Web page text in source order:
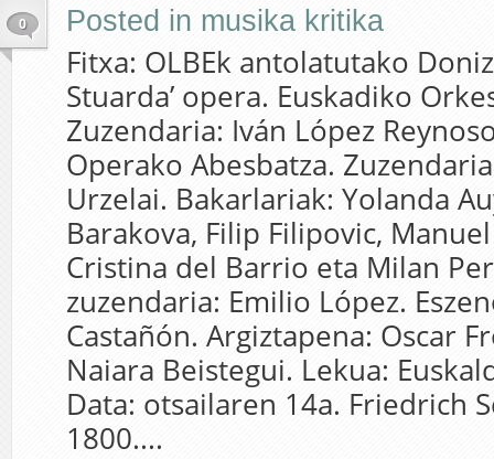
0 Posted in musika kritika
Fitxa: OLBEk antolatutako
Stuarda’ opera. Euskadiko
Zuzendaria: Iván López
Operako Abesbatza.
Urzelai. Bakarlariak: Yolanda
Barakova, Filip Filipovic,
Cristina del Barrio eta Milan
zuzendaria: Emilio López.
Castañón. Argiztapena: Oscar
Naiara Beistegui. Lekua:
Data: otsailaren 14a. Friedrich
1800....